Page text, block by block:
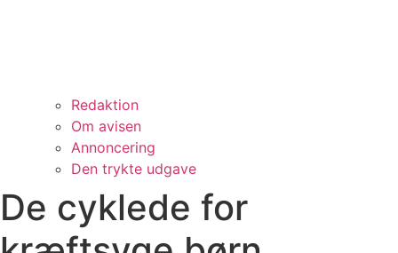
Redaktion
Om avisen
Annoncering
Den trykte udgave
De cyklede for